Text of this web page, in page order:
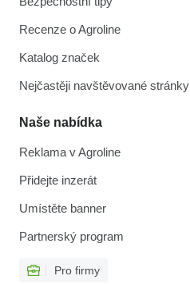
Recenze o Agroline
Katalog značek
Nejčastěji navštěvované stránky
Naše nabídka
Reklama v Agroline
Přidejte inzerát
Umístěte banner
Partnerský program
Pro firmy